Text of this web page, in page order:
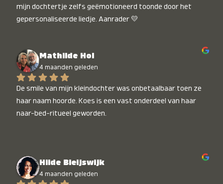
mijn dochtertje zelfs geëmotioneerd toonde door het
gepersonaliseerde liedje. Aanrader 💛
Mathilde Hol
4 maanden geleden
De smile van mijn kleindochter was onbetaalbaar toen ze
haar naam hoorde. Koes is een vast onderdeel van haar
naar-bed-ritueel geworden.
Hilde Bleijswijk
4 maanden geleden